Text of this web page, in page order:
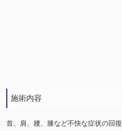
施術内容
首、肩、腰、膝など不快な症状の回